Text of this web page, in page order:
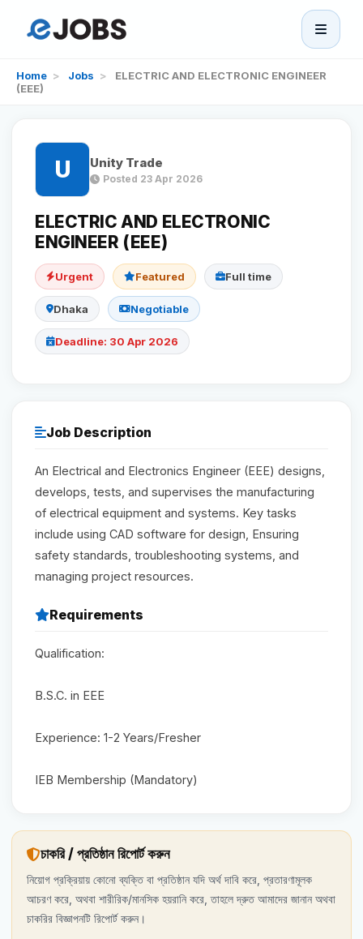
Browse Jobs
Candidates
Companies
Stories
Contact
Sign in Join Now
Home > Jobs >
ELECTRIC AND ELECTRONIC ENGINEER
(EEE)
U Unity Trade
Posted 23 Apr 2026
ELECTRIC AND ELECTRONIC
ENGINEER (EEE)
Urgent Featured Full time
Dhaka Negotiable
Deadline: 30 Apr 2026
Job Description
An Electrical and Electronics Engineer (EEE) designs,
develops, tests, and supervises the manufacturing
of electrical equipment and systems. Key tasks
include using CAD software for design, Ensuring
safety standards, troubleshooting systems, and
managing project resources.
Requirements
Qualification:
B.S.C. in EEE
Experience: 1-2 Years/Fresher
IEB Membership (Mandatory)
চাকরি / প্রতিষ্ঠান রিপোর্ট করুন
নিয়োগ প্রক্রিয়ায় কোনো ব্যক্তি বা প্রতিষ্ঠান যদি অর্থ দাবি করে, প্রতারণামূলক
আচরণ করে, অথবা শারীরিক/মানসিক হয়রানি করে, তাহলে দ্রুত আমাদের জানান অথবা
চাকরির বিজ্ঞাপনটি রিপোর্ট করুন।